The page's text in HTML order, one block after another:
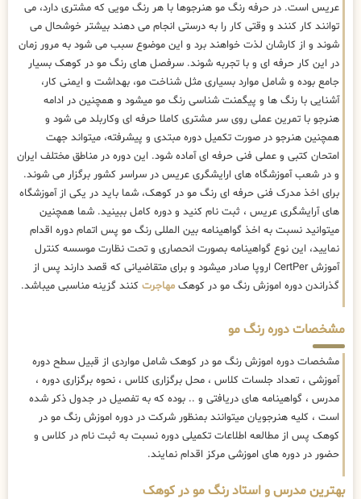
عریس است. در حرفه رنگ مو هنرجوها با هر رنگ مویی که مشتری دارد، می
توانند کار کنند و وقتی کار را به درستی انجام می دهند بیشتر خوشحال می
شوند و از کارشان لذت خواهند برد و این موضوع سبب می شود به مرور زمان
در این کار حرفه ای و با تجربه شوند. سرفصل های رنگ مو در کوهک بسیار
جامع بوده و شامل موارد بسیاری مثل شناخت مو، بهداشت و ایمنی کار،
آشنایی با رنگ ها و پیگمنت شناسی رنگ مو میشود و همچنین در ادامه
هنرجو با تمرین عملی روی سر مشتری کاملا حرفه ای وکاربلد می شود و
همچنین هنرجو در صورت تکمیل دوره مبتدی و پیشرفته، میتواند جهت
امتحان کتبی و عملی فنی حرفه ای آماده شود. این دوره در مناطق مختلف ایران
و در شعب آموزشگاه های ارایشگری عریس در سراسر کشور برگزار می شوند.
برای اخذ مدرک فنی حرفه ای رنگ مو در کوهک، شما باید در یکی از آموزشگاه
های آرایشگری عریس ، ثبت نام کنید و دوره کامل ببینید. شما همچنین
میتوانید نسبت به اخذ گواهینامه بین المللی رنگ مو پس اتمام دوره اقدام
نمایید، این نوع گواهینامه بصورت انحصاری و تحت نظارت موسسه کنترل
آموزش CertPer اروپا صادر میشود و برای متقاضیانی که قصد دارند پس از
گذراندن دوره اموزش رنگ مو در کوهک مهاجرت کنند گزینه مناسبی میباشد.
مشخصات دوره رنگ مو
مشخصات دوره اموزش رنگ مو در کوهک شامل مواردی از قبیل سطح دوره
آموزشی ، تعداد جلسات کلاس ، محل برگزاری کلاس ، نحوه برگزاری دوره ،
مدرس ، گواهینامه های دریافتی و .. بوده که به تفصیل در جدول ذکر شده
است ، کلیه هنرجویان میتوانند بمنظور شرکت در دوره اموزش رنگ مو در
کوهک پس از مطالعه اطلاعات تکمیلی دوره نسبت به ثبت نام در کلاس و
حضور در دوره های اموزشی مرکز اقدام نمایند.
بهترین مدرس و استاد رنگ مو در کوهک